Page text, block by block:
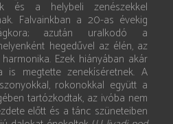
és a helybeli zenészekkel
Falvainkban a 20-as évekig
azután uralkodó a
hegedűvel az élén, az
Ezek hiányában akár
is megtette zenekíséretnek. A
rokonokkal együtt a
tartózkodtak, az ivóba nem
előtt és a tánc szüneteiben